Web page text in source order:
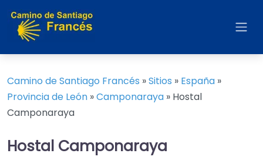
Camino de Santiago Francés »Sitios » España »
Provincia de León »Camponaraya » Hostal
Camponaraya
Hostal Camponaraya